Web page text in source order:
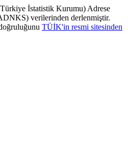
İstatistik Kurumu) Adrese
verilerinden derlenmiştir.
TÜİK'in resmi sitesinden